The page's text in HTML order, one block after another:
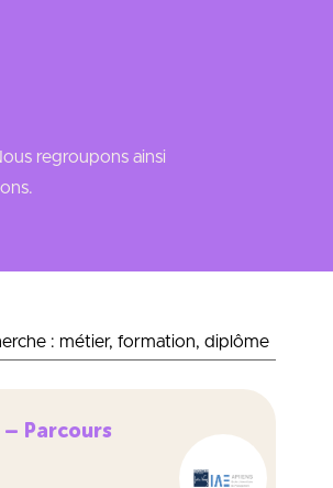
regroupons ainsi
Parcours